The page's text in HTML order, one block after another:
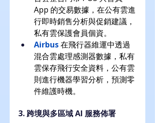
App 的交易數據，在公有雲進
行即時銷售分析與促銷建議，
私有雲保護會員個資。
Airbus 在飛行器維運中透過
混合雲處理感測器數據，私有
雲保存飛行安全資料，公有雲
則進行機器學習分析，預測零
件維護時機。
3. 跨境與多區域 AI 服務佈署